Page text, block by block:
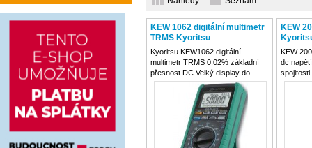
KEW 1062 digitální multimetr
TRMS Kyoritsu
Kyoritsu KEW1062 digitální
multimetr TRMS 0.02% základní
přesnost DC Velký display do
50,000 Dvojitý display pro indikaci
AC DCVaHz, atd. True-RMS
měření AC a AC+DC Široký
frekvenční rozsah AC od 10Hz do
KEW
KEW
dc